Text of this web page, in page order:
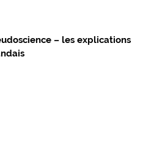
– les explications